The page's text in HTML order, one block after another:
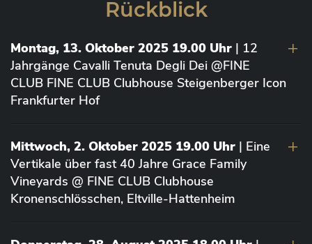
Rückblick
Montag, 13. Oktober 2025 19.00 Uhr | 12
Jahrgänge Cavalli Tenuta Degli Dei @FINE
CLUB FINE CLUB Clubhouse Steigenberger Icon
Frankfurter Hof
Mittwoch, 2. Oktober 2025 19.00 Uhr | Eine
Vertikale über fast 40 Jahre Grace Family
Vineyards @ FINE CLUB Clubhouse
Kronenschlösschen, Eltville-Hattenheim